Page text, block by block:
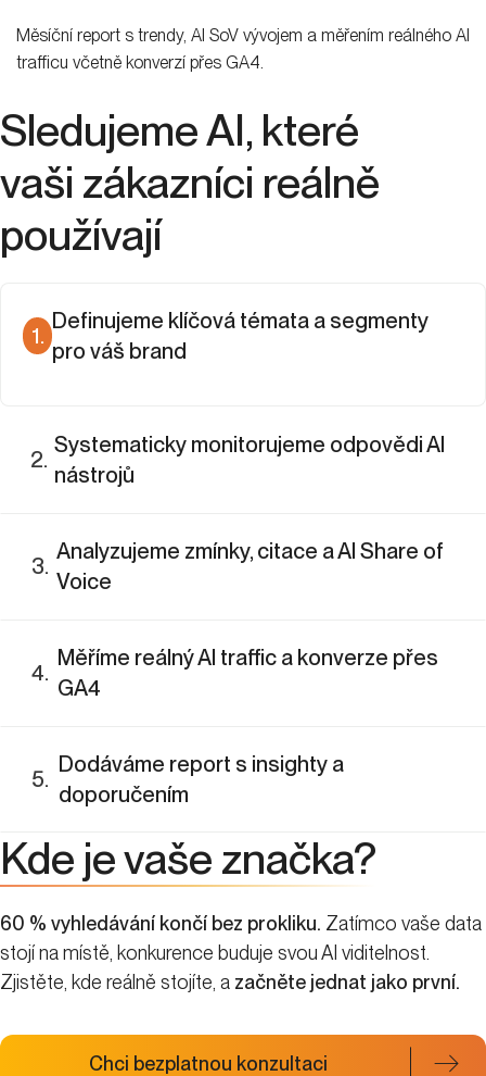
Měsíční report s trendy, AI SoV vývojem a měřením reálného AI
trafficu včetně konverzí přes GA4.
Sledujeme AI, které
vaši zákazníci reálně
používají
1.
Definujeme klíčová témata a segmenty
pro váš brand
měření.
2.
Systematicky monitorujeme odpovědi AI
nástrojů
3.
Analyzujeme zmínky, citace a AI Share of
Voice
4.
Měříme reálný AI traffic a konverze přes
GA4
5.
Dodáváme report s insighty a
doporučením
Kde je vaše značka?
60 % vyhledávání končí bez prokliku. Zatímco vaše data
stojí na místě, konkurence buduje svou AI viditelnost.
Zjistěte, kde reálně stojíte, a začněte jednat jako první.
Chci bezplatnou konzultaci